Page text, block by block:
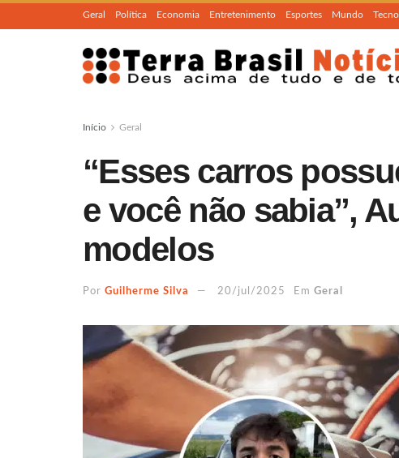
Geral Política Economia Entretenimento Esportes Mundo
Início Geral
“Esses carros
e você não sabia”,
modelos
Por Guilherme Silva 20/jul/2025 Em Geral